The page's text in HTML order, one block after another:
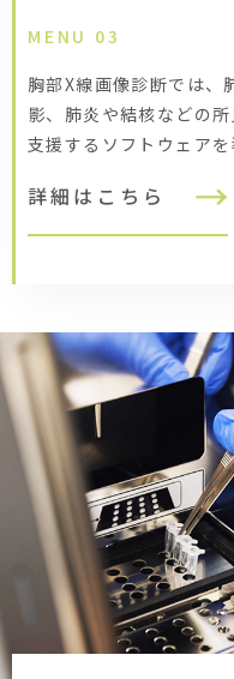
MENU 03
胸部X線画像診断では、
影、肺炎や結核などの
支援するソフトウェアを
詳細はこちら